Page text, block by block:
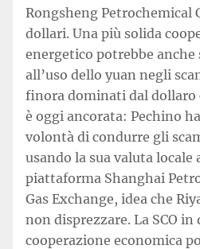
Rongsheng Petrochemical
dollari. Una più solida
energetico potrebbe anche
all’uso dello yuan negli
finora dominati dal dollaro
è oggi ancorata: Pechino
volontà di condurre gli
usando la sua valuta locale
piattaforma Shanghai
Gas Exchange, idea che
non disprezzare. La SCO
cooperazione economica